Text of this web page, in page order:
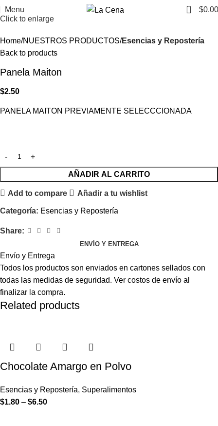
Menu 0 $0.00
Click to enlarge
Home NUESTROS PRODUCTOS Esencias y Repostería
Back to products
Panela Maiton
$2.50
PANELA MAITON PREVIAMENTE SELECCCIONADA
AÑADIR AL CARRITO
Add to compare Añadir a tu wishlist
Categoría: Esencias y Repostería
Share:
ENVÍO Y ENTREGA
Envío y Entrega
Todos los productos son enviados en cartones sellados con
todas las medidas de seguridad. Ver costos de envío al
finalizar la compra.
Related products
Chocolate Amargo en Polvo
Esencias y Repostería, Superalimentos
$1.80 – $6.50